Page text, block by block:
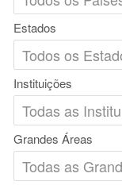
Estados
Instituições
Grandes Áreas